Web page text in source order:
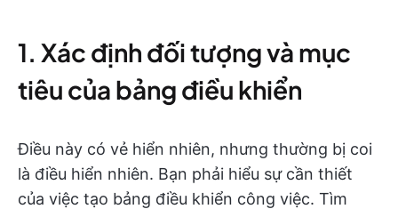
1. Xác định đối tượng và mục
tiêu của bảng điều khiển
Điều này có vẻ hiển nhiên, nhưng thường bị coi
là điều hiển nhiên. Bạn phải hiểu sự cần thiết
của việc tạo bảng điều khiển công việc. Tìm